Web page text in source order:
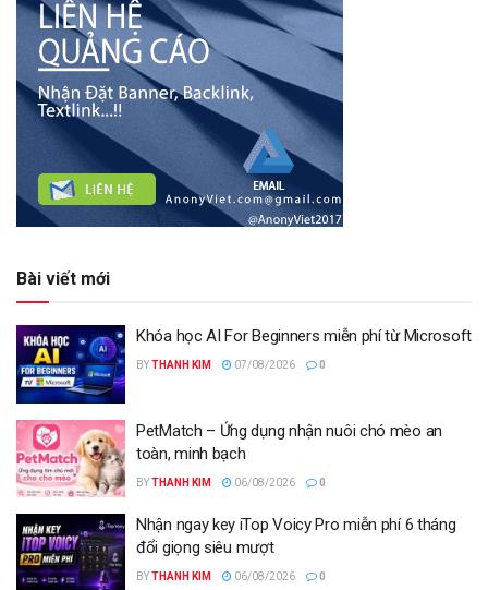
Bài viết mới
Khóa học AI For Beginners miễn phí từ Microsoft
BYTHANH KIM 07/08/2026 0
PetMatch – Ứng dụng nhận nuôi chó mèo an
toàn, minh bạch
BYTHANH KIM 06/08/2026 0
Nhận ngay key iTop Voicy Pro miễn phí 6 tháng
đổi giọng siêu mượt
BYTHANH KIM 06/08/2026 0